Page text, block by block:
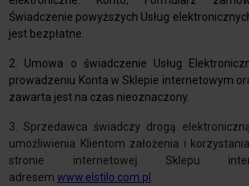
Świadczenie powyższych Usług
jest bezpłatne.
2. Umowa o świadczenie Usług
prowadzeniu Konta w Sklepie internetowym
zawarta jest na czas nieoznaczony.
3. Sprzedawca świadczy drogą
umożliwienia Klientom założenia i
stronie internetowej Sklepu
adresemwww.elstilo.com.pl .